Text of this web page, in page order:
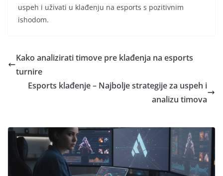
uspeh i uživati u klađenju na esports s pozitivnim
ishodom.
Kako analizirati timove pre klađenja na esports
turnire
Esports klađenje – Najbolje strategije za uspeh i
analizu timova